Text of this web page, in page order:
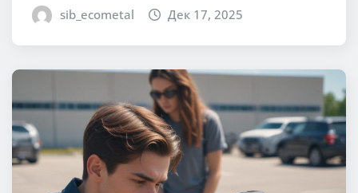
sib_ecometal Дек 17, 2025